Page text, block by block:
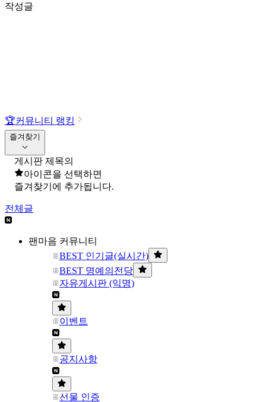
작성글
🏆커뮤니티 랭킹
즐겨찾기
게시판 제목의
아이콘을 선택하면
즐겨찾기에 추가됩니다.
전체글
팬마음 커뮤니티
BEST 인기글(실시간)
BEST 명예의전당
자유게시판 (익명)
이벤트
공지사항
선물 인증